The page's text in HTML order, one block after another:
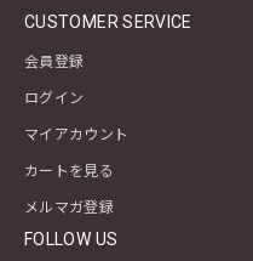
CUSTOMER SERVICE
会員登録
ログイン
マイアカウント
カートを見る
メルマガ登録
FOLLOW US